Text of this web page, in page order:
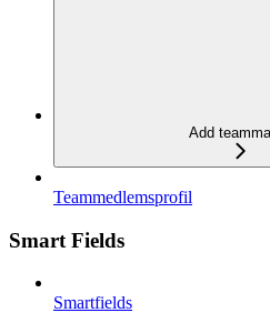
Add
Teammedlemsprofil
Smart Fields
Smartfields